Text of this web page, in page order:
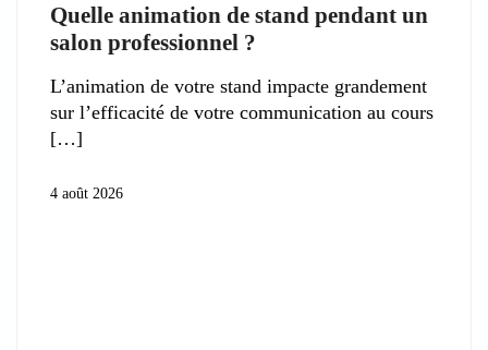
Quelle animation de stand pendant un
salon professionnel ?
L’animation de votre stand impacte grandement
sur l’efficacité de votre communication au cours
4 août 2026